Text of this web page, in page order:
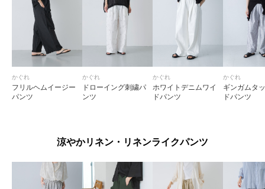
かぐれ
フリルヘムイージー
パンツ
かぐれ
ドローイング刺繍パ
ンツ
かぐれ
ホワイトデニムワイ
ドパンツ
かぐれ
ギンガムタ
ドパンツ
涼やかリネン・リネンライクパンツ